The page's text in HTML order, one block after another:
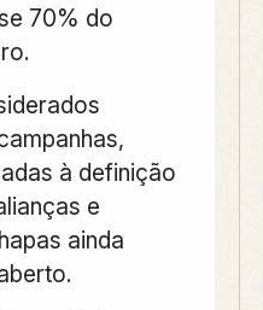
70% do
à definição
e
ainda